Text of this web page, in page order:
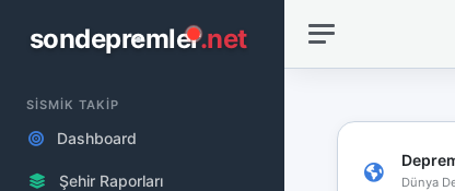
sondepremler.net
SİSMİK TAKİP
Dashboard
Şehir Raporları Dünya